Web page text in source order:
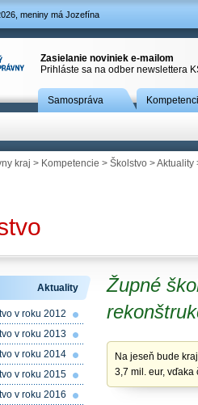
meniny má Jozefína
Zasielanie noviniek e-mailom
Prihláste sa na odber newslettera
Samospráva
kraj > Kompetencie > Školstvo >Aktuality
Župné
Na jeseň bude
3,7 mil. eur,
Aktuality
v roku 2012
v roku 2013
v roku 2014
v roku 2015
v roku 2016